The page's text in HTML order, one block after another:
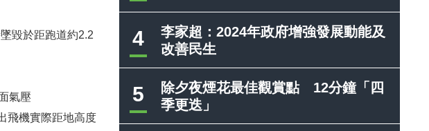
4
李家超：2024年政府增強發展動能及
改善民生
5
除夕夜煙花最佳觀賞點 12分鐘「四
季更迭」
毀於距跑道約2.2
氣壓
飛機實際距地高度